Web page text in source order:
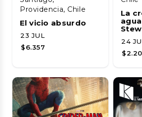
Providencia, Chile
El vicio absurdo
23 JUL
$6.357
La
24